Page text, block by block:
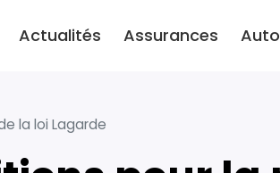
Actualités Assurances Auto
la loi Lagarde